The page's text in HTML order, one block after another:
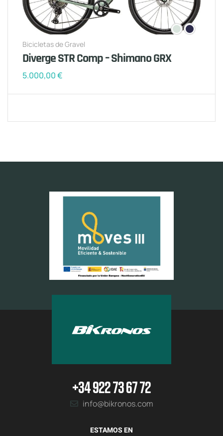
Bicicletas de Gravel
Diverge STR Comp – Shimano GRX
5.000,00€
+34 922 73 67 72
info@bikronos.com
ESTAMOS EN